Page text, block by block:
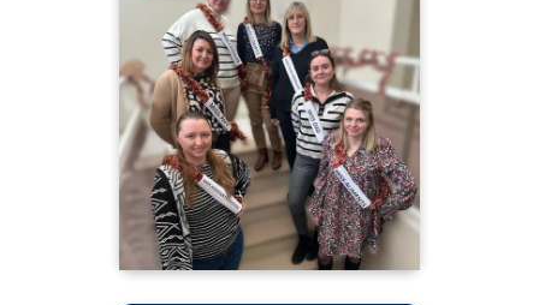
"J-6 avant la fermeture annuelle du siège
Calipso !📣​
Anne, Coralie, Pascale, Claire, Angélique,
Morgane et Sarah vous souhaitent de belles
fêtes de fin d’année. 🎅"